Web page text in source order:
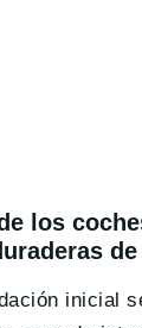
los
inicial